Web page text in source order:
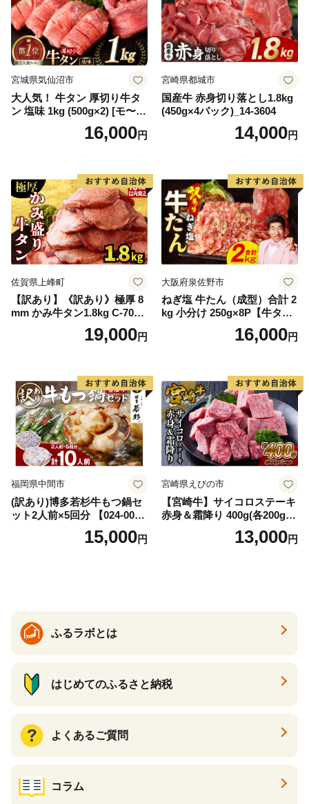
宮城県気仙沼市
大人気！ 牛タン 厚切り牛タ
ン 塩味 1kg (500g×2) [モ〜ラ
ンド 宮城県 気仙沼市 205646
60] 肉 牛肉 精肉 牛たん 牛タ
厚切り タン
16,000円
宮崎県都城市
国産牛 赤身切り落とし1.8kg
(450g×4パック)_14-3604
14,000円
佐賀県上峰町
【訳あり】《訳あり》極厚 8
mm かみ牛タン1.8kg C-709-
19,000円
大阪府泉佐野市
ねぎ塩 牛たん（成型）合計 2
kg 小分け 250g×8P【牛タン
牛肉 焼肉用 薄切り 訳あり サ
16,000円
福岡県中間市
(訳あり)博多若杉牛もつ鍋セ
ット2人前×5回分 【024-002
15,000円
宮崎県えびの市
【宮崎牛】サイコロステーキ
赤身＆霜降り 400g(各200g×
１P 計2P) 真空パック 冷凍
13,000円
ふるラボとは
はじめてのふるさと納税
よくあるご質問
コラム